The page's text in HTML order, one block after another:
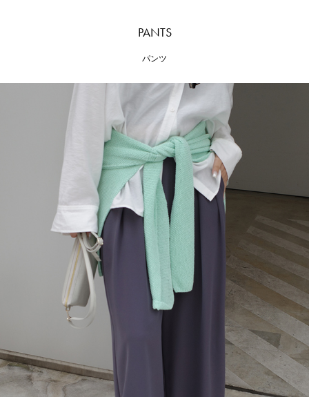
PANTS
パンツ